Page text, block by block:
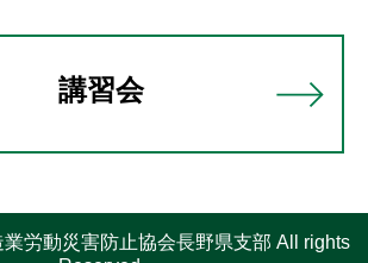
講習会
労動災害防止協会長野県支部 All rights